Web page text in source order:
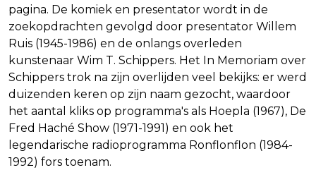
pagina. De komiek en presentator wordt in de
zoekopdrachten gevolgd door presentator Willem
Ruis (1945-1986) en de onlangs overleden
kunstenaar Wim T. Schippers. Het In Memoriam over
Schippers trok na zijn overlijden veel bekijks: er werd
duizenden keren op zijn naam gezocht, waardoor
het aantal kliks op programma's als Hoepla (1967), De
Fred Haché Show (1971-1991) en ook het
legendarische radioprogramma Ronflonflon (1984-
1992) fors toenam.